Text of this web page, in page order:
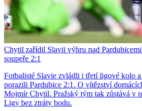
Chytil zařídil Slavii výhru nad
soupeře 2:1
Fotbalisté Slavie zvládli i třetí ligové kolo
porazili Pardubice 2:1. O vítězství
Mojmír Chytil. Pražský tým tak zůstává v
Ligy bez ztráty bodu.